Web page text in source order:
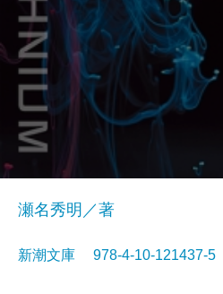
瀬名秀明／著
新潮文庫 978-4-10-